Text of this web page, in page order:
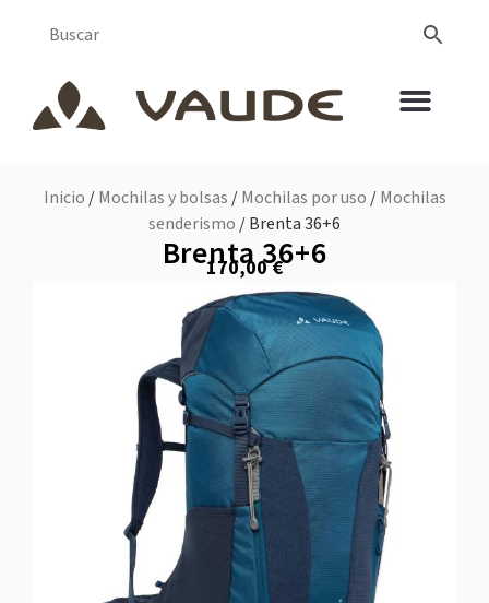
Inicio /Mochilas y bolsas /Mochilas por uso /Mochilas
senderismo / Brenta 36+6
Brenta 36+6
170,00€